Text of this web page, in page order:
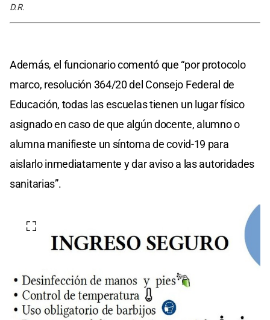
D.R.
Además, el funcionario comentó que “por protocolo
marco, resolución 364/20 del Consejo Federal de
Educación, todas las escuelas tienen un lugar físico
asignado en caso de que algún docente, alumno o
alumna manifieste un síntoma de covid-19 para
aislarlo inmediatamente y dar aviso a las autoridades
sanitarias”.